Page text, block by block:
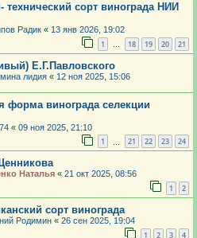
технический сорт винограда НИИ
Радик « 13 янв 2026, 19:02
1 … 18 19 20 21
Е.Г.Павловского
лидия « 12 ноя 2025, 15:06
форма винограда селекции
« 09 ноя 2025, 21:10
1 21 22 23 24
Наталья « 21 окт 2025, 08:56
1 2
сорт винограда
Родимин « 26 сен 2025, 19:04
1 2 3 4